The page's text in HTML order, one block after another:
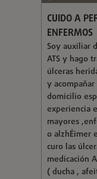
CUIDO A
ENFERMOS
Soy auxiliar
ATS y hago
úlceras
y
domicilio
experiencia
mayores
o alzhÉimer
curo las
medicación
( ducha ,